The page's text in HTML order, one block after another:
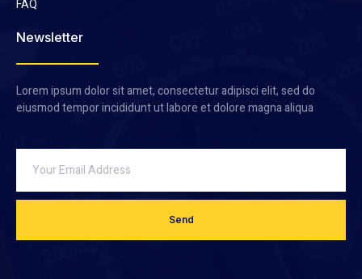
FAQ
Newsletter
Lorem ipsum dolor sit amet, consectetur adipisci elit, sed do
eiusmod tempor incididunt ut labore et dolore magna aliqua
Send